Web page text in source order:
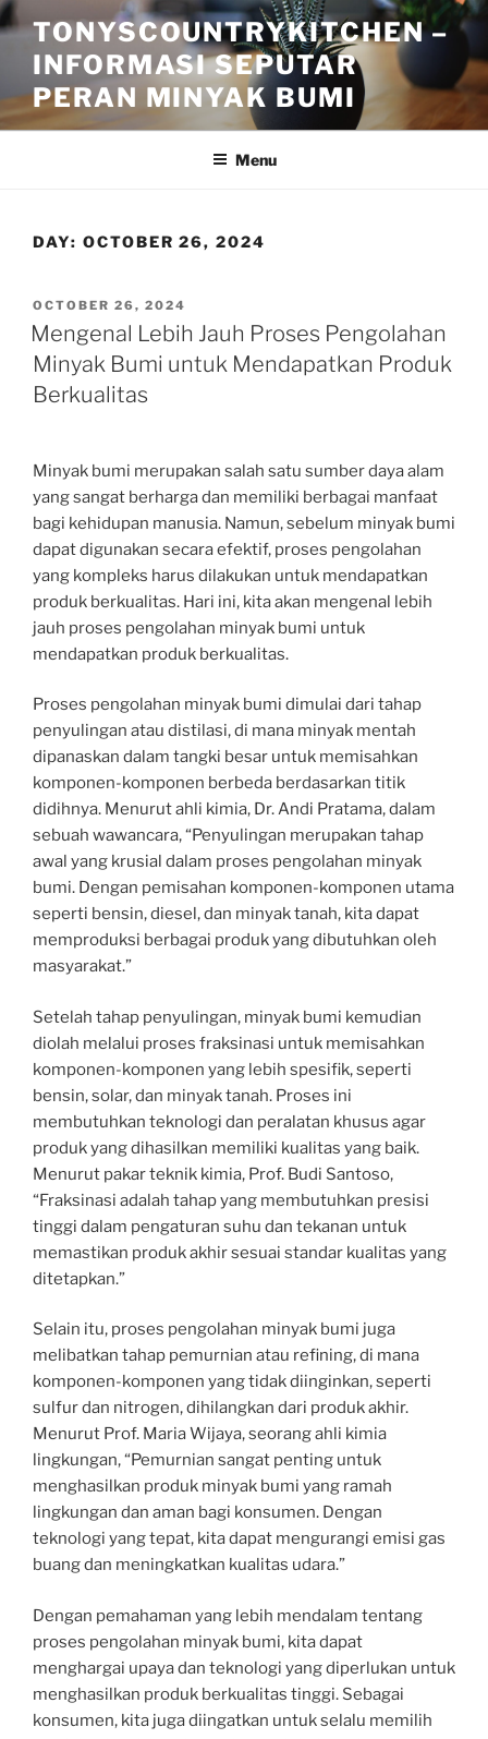
Skip
to
content
TONYSCOUNTRYKITCHEN –
INFORMASI SEPUTAR
PERAN MINYAK BUMI
Menu
DAY: OCTOBER 26, 2024
POSTED
ON
OCTOBER 26, 2024
Mengenal Lebih Jauh Proses Pengolahan
Minyak Bumi untuk Mendapatkan Produk
Berkualitas
Minyak bumi merupakan salah satu sumber daya alam
yang sangat berharga dan memiliki berbagai manfaat
bagi kehidupan manusia. Namun, sebelum minyak bumi
dapat digunakan secara efektif, proses pengolahan
yang kompleks harus dilakukan untuk mendapatkan
produk berkualitas. Hari ini, kita akan mengenal lebih
jauh proses pengolahan minyak bumi untuk
mendapatkan produk berkualitas.
Proses pengolahan minyak bumi dimulai dari tahap
penyulingan atau distilasi, di mana minyak mentah
dipanaskan dalam tangki besar untuk memisahkan
komponen-komponen berbeda berdasarkan titik
didihnya. Menurut ahli kimia, Dr. Andi Pratama, dalam
sebuah wawancara, “Penyulingan merupakan tahap
awal yang krusial dalam proses pengolahan minyak
bumi. Dengan pemisahan komponen-komponen utama
seperti bensin, diesel, dan minyak tanah, kita dapat
memproduksi berbagai produk yang dibutuhkan oleh
masyarakat.”
Setelah tahap penyulingan, minyak bumi kemudian
diolah melalui proses fraksinasi untuk memisahkan
komponen-komponen yang lebih spesifik, seperti
bensin, solar, dan minyak tanah. Proses ini
membutuhkan teknologi dan peralatan khusus agar
produk yang dihasilkan memiliki kualitas yang baik.
Menurut pakar teknik kimia, Prof. Budi Santoso,
“Fraksinasi adalah tahap yang membutuhkan presisi
tinggi dalam pengaturan suhu dan tekanan untuk
memastikan produk akhir sesuai standar kualitas yang
ditetapkan.”
Selain itu, proses pengolahan minyak bumi juga
melibatkan tahap pemurnian atau refining, di mana
komponen-komponen yang tidak diinginkan, seperti
sulfur dan nitrogen, dihilangkan dari produk akhir.
Menurut Prof. Maria Wijaya, seorang ahli kimia
lingkungan, “Pemurnian sangat penting untuk
menghasilkan produk minyak bumi yang ramah
lingkungan dan aman bagi konsumen. Dengan
teknologi yang tepat, kita dapat mengurangi emisi gas
buang dan meningkatkan kualitas udara.”
Dengan pemahaman yang lebih mendalam tentang
proses pengolahan minyak bumi, kita dapat
menghargai upaya dan teknologi yang diperlukan untuk
menghasilkan produk berkualitas tinggi. Sebagai
konsumen, kita juga diingatkan untuk selalu memilih